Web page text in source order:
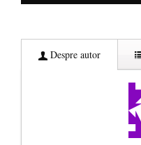
Despre autor